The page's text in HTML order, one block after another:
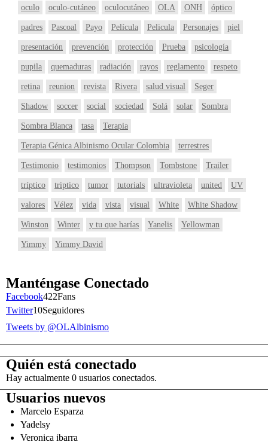
oculo oculo-cutáneo oculocutáneo OLA ONH óptico
padres Pascoal Payo Película Pelicula Personajes piel
presentación prevención protección Prueba psicología
pupila quemaduras radiación rayos reglamento respeto
retina reunion revista Rivera salud visual Seger
Shadow soccer social sociedad Solá solar Sombra
Sombra Blanca tasa Terapia
Terapia Génica Albinismo Ocular Colombia terrestres
Testimonio testimonios Thompson Tombstone Trailer
tríptico triptico tumor tutorials ultravioleta united UV
valores Vélez vida vista visual White White Shadow
Winston Winter y tu que harías Yanelis Yellowman
Yimmy Yimmy David
Manténgase Conectado
Facebook422Fans
Twitter10Seguidores
Tweets by @OLAlbinismo
Quién está conectado
Hay actualmente 0 usuarios conectados.
Usuarios nuevos
Marcelo Esparza
Yadelsy
Veronica ibarra